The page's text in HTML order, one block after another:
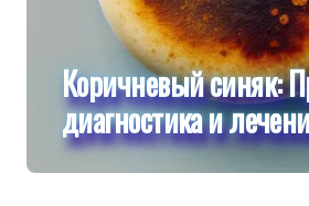
Коричневый синяк:
диагностика и